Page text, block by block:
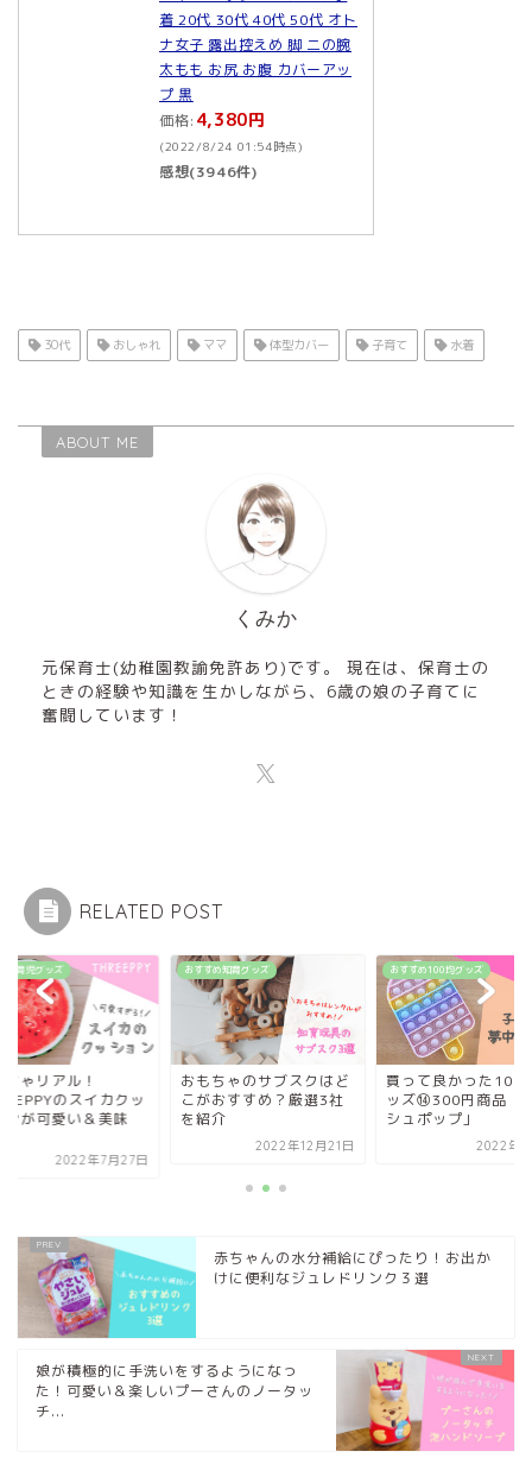
着 20代 30代 40代 50代 オト
ナ女子 露出控えめ 脚 二の腕
太もも お尻 お腹 カバーアッ
プ 黒
価格: 4,380円
(2022/8/24 01:54時点)
感想(3946件)
30代 おしゃれ ママ 体型カバー 子育て 水着
ABOUT ME
くみか
元保育士(幼稚園教諭免許あり)です。 現在は、保育士の
ときの経験や知識を生かしながら、6歳の娘の子育てに
奮闘しています！
RELATED POST
め育児グッズ
ゃリアル！
のスイカクッ
ンが可愛い＆美味
2022年7月27日
おすすめ知育グッズ
おもちゃのサブスクはど
こがおすすめ？厳選3社
を紹介
2022年12月21日
おすすめ100均グッズ
買って良かった100
ッズ⑭300円商品「
シュポップ」
2022年4
赤ちゃんの水分補給にぴったり！お出か
けに便利なジュレドリンク３選
娘が積極的に手洗いをするようになっ
た！可愛い＆楽しいプーさんのノータッ
チ...